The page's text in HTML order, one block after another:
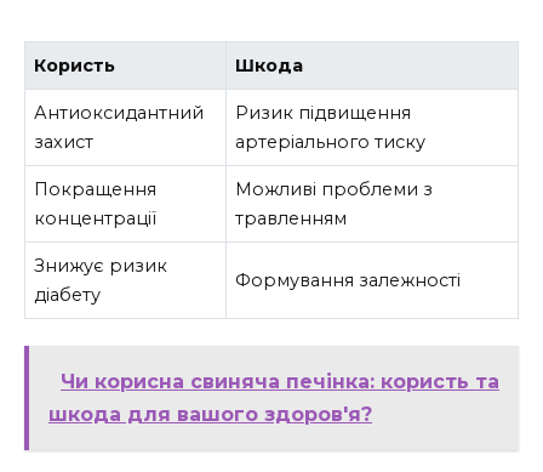
Користь Шкода
Антиоксидантний
захист
Ризик підвищення
артеріального тиску
Покращення
концентрації
Можливі проблеми з
травленням
Знижує ризик
діабету
Формування залежності
Чи корисна свиняча печінка: користь та
шкода для вашого здоров'я?